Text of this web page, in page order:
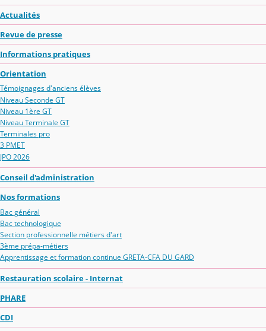
Actualités
Revue de presse
Informations pratiques
Orientation
Témoignages d'anciens élèves
Niveau Seconde GT
Niveau 1ère GT
Niveau Terminale GT
Terminales pro
3 PMET
JPO 2026
Conseil d'administration
Nos formations
Bac général
Bac technologique
Section professionnelle métiers d'art
3ème prépa-métiers
Apprentissage et formation continue GRETA-CFA DU GARD
Restauration scolaire - Internat
PHARE
CDI